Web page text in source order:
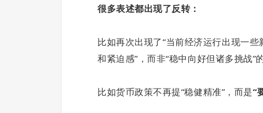
很多表述都出现了反转：
比如再次出现了“当前经济运行出现一
和紧迫感”，而非“稳中向好但诸多挑战”
比如货币政策不再提“稳健精准”，而是“